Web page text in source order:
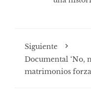
Siguiente
Documental ‘No,
matrimonios